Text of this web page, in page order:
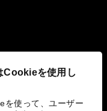
Cookieを使用し
を使って、ユーザー